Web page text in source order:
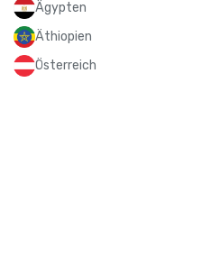
Ägypten
Äthiopien
Österreich